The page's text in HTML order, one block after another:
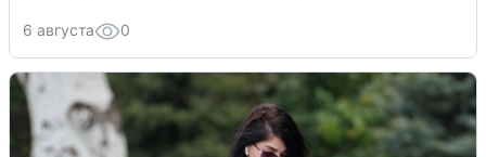
6 августа 0